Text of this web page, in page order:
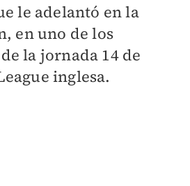
le adelantó en la
en uno de los
la jornada 14 de
inglesa.